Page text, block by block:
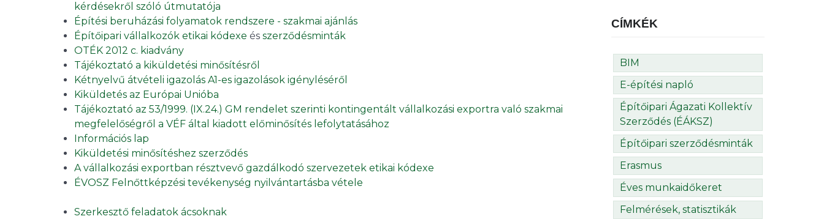
kérdésekről szóló útmutatója
Építési beruházási folyamatok rendszere - szakmai ajánlás
Építőipari vállalkozók etikai kódexe és szerződésminták
OTÉK 2012 c. kiadvány
Tájékoztató a kiküldetési minősítésről
Kétnyelvű átvételi igazolás A1-es igazolások igényléséről
Kiküldetés az Európai Unióba
Tájékoztató az 53/1999. (IX.24.) GM rendelet szerinti kontingentált vállalkozási exportra való szakmai
megfelelőségről a VÉF által kiadott előminősítés lefolytatásához
Információs lap
Kiküldetési minősítéshez szerződés
A vállalkozási exportban résztvevő gazdálkodó szervezetek etikai kódexe
ÉVOSZ Felnőttképzési tevékenység nyilvántartásba vétele
Szerkesztő feladatok ácsoknak
CÍMKÉK
BIM
E-építési napló
Építőipari Ágazati Kollektív
Szerződés (ÉÁKSZ)
Építőipari szerződésminták
Erasmus
Éves munkaidőkeret
Felmérések, statisztikák